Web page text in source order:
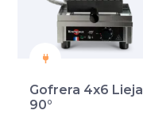
Gofrera 4x6 Lieja
90°